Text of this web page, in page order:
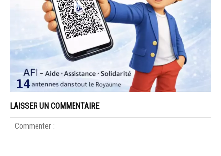
LAISSER UN COMMENTAIRE